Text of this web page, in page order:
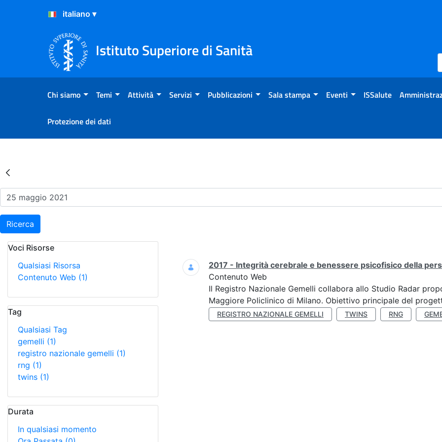
Salta al Contenuto
Salta al Footer
Istituto Superiore di Sanità
Chi siamo Temi Attività Servizi Pubblicazioni Sala stampa Eventi ISSalute
Protezione dei dati
Risultati della Ricerca - Eventi
Ricerca
Voci Risorse
Qualsiasi Risorsa
Contenuto Web (1)
Tag
Qualsiasi Tag
gemelli (1)
registro nazionale gemelli (1)
rng (1)
twins (1)
Durata
In qualsiasi momento
Ricerca
2017 - Integrità cerebrale e benessere psicofisico della
Contenuto Web
Il Registro Nazionale Gemelli collabora allo Studio Radar
Maggiore Policlinico di Milano. Obiettivo principale del
REGISTRO NAZIONALE GEMELLI TWINS RNG